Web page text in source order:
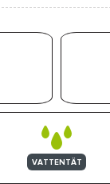
VATTENTÄT